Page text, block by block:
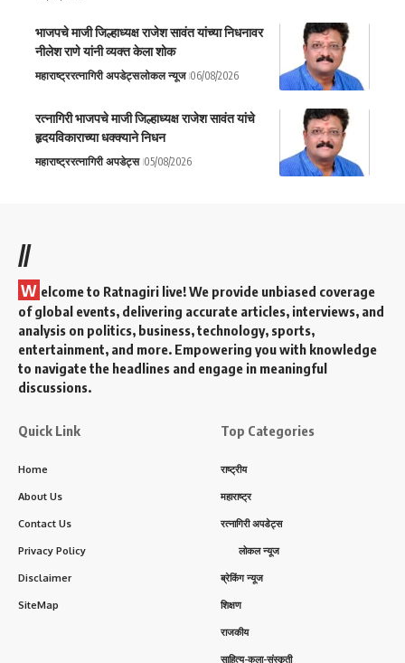
भाजपचे माजी जिल्हाध्यक्ष राजेश सावंत यांच्या निधनावर
नीलेश राणे यांनी व्यक्त केला शोक
महाराष्ट्ररत्नागिरी अपडेट्सलोकल न्यूज 06/08/2026
रत्नागिरी भाजपचे माजी जिल्हाध्यक्ष राजेश सावंत यांचे
हृदयविकाराच्या धक्क्याने निधन
महाराष्ट्ररत्नागिरी अपडेट्स 05/08/2026
//
W elcome to Ratnagiri live! We provide unbiased coverage
of global events, delivering accurate articles, interviews, and
analysis on politics, business, technology, sports,
entertainment, and more. Empowering you with knowledge
to navigate the headlines and engage in meaningful
discussions.
Quick Link
Home
About Us
Contact Us
Privacy Policy
Disclaimer
SiteMap
Top Categories
राष्ट्रीय
महाराष्ट्र
रत्नागिरी अपडेट्स
लोकल न्यूज
ब्रेकिंग न्यूज
शिक्षण
राजकीय
साहित्य-कला-संस्कृती